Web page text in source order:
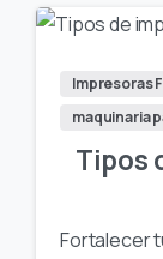
Impresoras
maquinaria
Tipos
Fortalecer